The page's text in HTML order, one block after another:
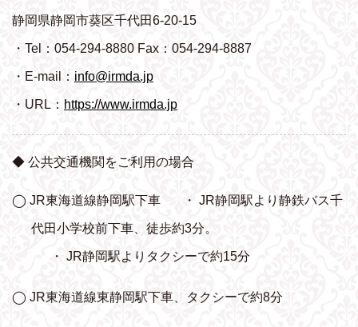
静岡県静岡市葵区千代田6-20-15
・Tel：054-294-8880 Fax：054-294-8887
・E-mail： info@irmda.jp
・URL： https://www.irmda.jp
◆ 公共交通機関をご利用の場合
◯ JR東海道線静岡駅下車 ・ JR静岡駅より静鉄バス千
代田小学校前下車、 徒歩約3分。
・ JR静岡駅よりタクシーで約15分
◯ JR東海道線東静岡駅下車、タクシーで約8分